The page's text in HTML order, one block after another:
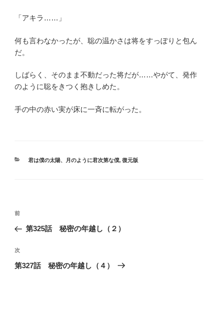
「アキラ……」
何も言わなかったが、聡の温かさは将をすっぽりと包ん
だ。
しばらく、そのまま不動だった将だが……やがて、発作
のように聡をきつく抱きしめた。
手の中の赤い実が床に一斉に転がった。
カ
君は僕の太陽、月のように君次第な僕, 復元版
投
ナ
ビ
ゲ
過
去
投
稿
前
第325話 秘密の年越し（２）
次
の
次
第327話 秘密の年越し（４）